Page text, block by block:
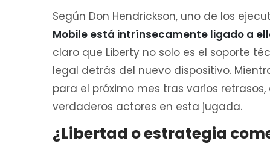
Según Don Hendrickson, uno de los
Mobile está intrínsecamente ligado a
claro que Liberty no solo es el soporte
legal detrás del nuevo dispositivo.
para el próximo mes tras varios
verdaderos actores en esta jugada.
¿Libertad o estrategia